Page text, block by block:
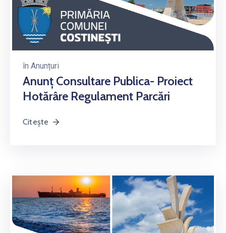
în Anunțuri
Anunț Consultare Publica- Proiect
Hotărâre Regulament Parcări
Citește